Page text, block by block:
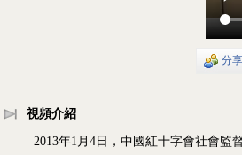
分享
視頻介紹
2013年1月4日，中國紅十字會社會監